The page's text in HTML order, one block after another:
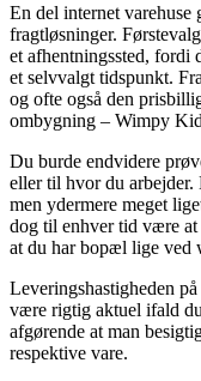
En del internet
fragtløsninger.
et afhentningssted, fordi
et selvvalgt tidspunkt.
og ofte også den
ombygning – Wimpy
Du burde endvidere
eller til hvor du
men ydermere meget
dog til enhver tid være
at du har bopæl lige ved
Leveringshastigheden
være rigtig aktuel ifald
afgørende at man
respektive vare.